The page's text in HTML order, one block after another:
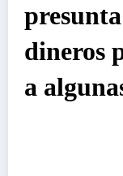
dineros
a